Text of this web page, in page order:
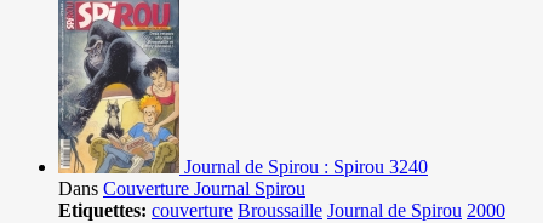
Journal de Spirou : Spirou 3240
Dans Couverture Journal Spirou
Etiquettes: couverture Broussaille Journal de Spirou 2000